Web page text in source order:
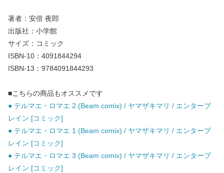
著者：安倍 夜郎
出版社：小学館
サイズ：コミック
ISBN-10：4091844294
ISBN-13：9784091844293
■こちらの商品もオススメです
● テルマエ・ロマエ 2 (Beam comix) / ヤマザキマリ / エンターブ
レイン [コミック]
● テルマエ・ロマエ 1 (Beam comix) / ヤマザキマリ / エンターブ
レイン [コミック]
● テルマエ・ロマエ 3 (Beam comix) / ヤマザキマリ / エンターブ
レイン [コミック]